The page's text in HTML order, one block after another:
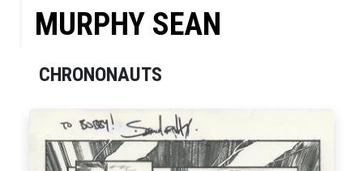
MURPHY SEAN
CHRONONAUTS